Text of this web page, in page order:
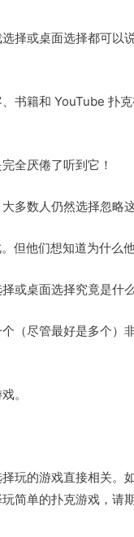
择或桌面选择都可以
书籍和 YouTube 扑
全厌倦了听到它！
多数人仍然选择忽略
但他们想知道为什么
或桌面选择究竟是什
（尽管最好是多个）
。
玩的游戏直接相关。
简单的扑克游戏，请